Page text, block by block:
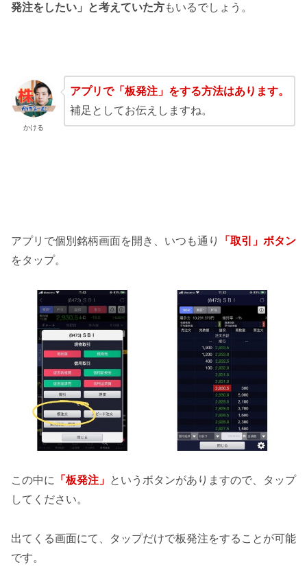
発注をしたい」と考えていた方もいるでしょう。
かける
アプリで「板発注」をする方法はあります。
補足としてお伝えしますね。
アプリで個別銘柄画面を開き、いつも通り
「取引」ボタン
をタップ。
この中に 「板発注」 というボタンがありますので、タップ
してください。
出てくる画面にて、タップだけで板発注をすることが可能
です。